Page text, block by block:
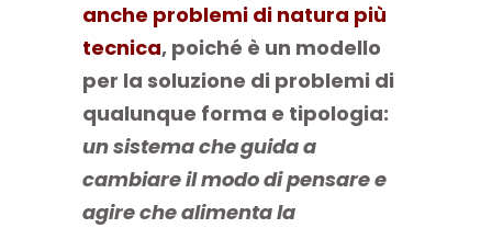
anche problemi di natura più
tecnica, poiché è un modello
per la soluzione di problemi di
qualunque forma e tipologia:
un sistema che guida a
cambiare il modo di pensare e
agire che alimenta la